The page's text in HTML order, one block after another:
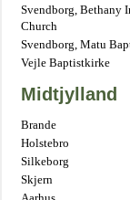
Svendborg, Bethany
Church
Svendborg, Matu
Vejle Baptistkirke
Midtjylland
Brande
Holstebro
Silkeborg
Skjern